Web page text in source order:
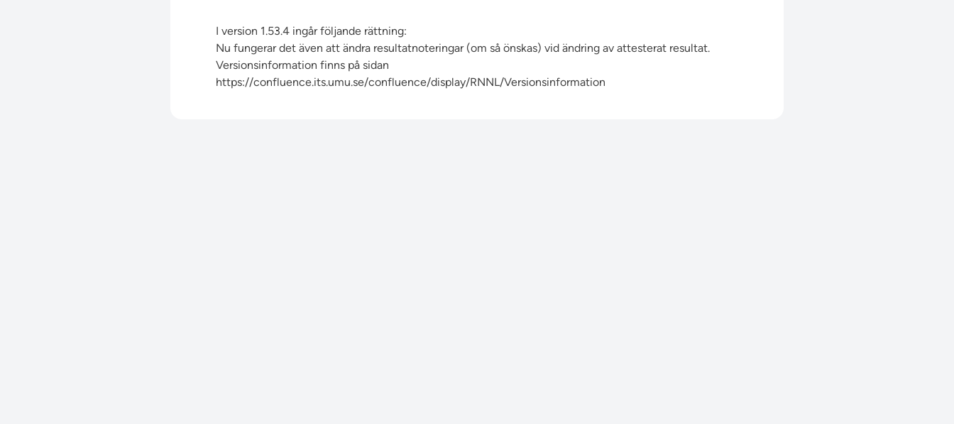
I version 1.53.4 ingår följande rättning:
Nu fungerar det även att ändra resultatnoteringar (om så önskas) vid ändring av attesterat resultat.
Versionsinformation finns på sidan
https://confluence.its.umu.se/confluence/display/RNNL/Versionsinformation